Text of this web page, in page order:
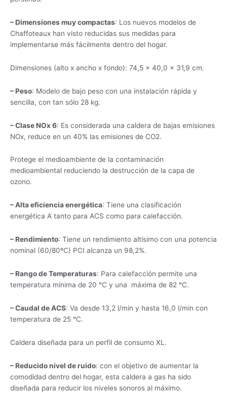
– Dimensiones muy compactas: Los nuevos modelos de
Chaffoteaux han visto reducidas sus medidas para
implementarse más fácilmente dentro del hogar.
Dimensiones (alto x ancho x fondo): 74,5 × 40,0 × 31,9 cm.
– Peso: Modelo de bajo peso con una instalación rápida y
sencilla, con tan sólo 28 kg.
– Clase NOx 6: Es considerada una caldera de bajas emisiones
NOx, reduce en un 40% las emisiones de CO2.
Protege el medioambiente de la contaminación
medioambiental reduciendo la destrucción de la capa de
ozono.
– Alta eficiencia energética: Tiene una clasificación
energética A tanto para ACS como para calefacción.
– Rendimiento: Tiene un rendimiento altísimo con una potencia
nominal (60/80ºC) PCI alcanza un 98,2%.
– Rango de Temperaturas: Para calefacción permite una
temperatura mínima de 20 °C y una máxima de 82 °C.
– Caudal de ACS: Va desde 13,2 l/min y hasta 16,0 l/min con
temperatura de 25 °C.
Caldera diseñada para un perfil de consumo XL.
– Reducido nivel de ruido: con el objetivo de aumentar la
comodidad dentro del hogar, esta caldera a gas ha sido
diseñada para reducir los niveles sonoros al máximo.